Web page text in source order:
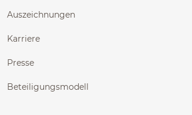
Auszeichnungen
Karriere
Presse
Beteiligungsmodell